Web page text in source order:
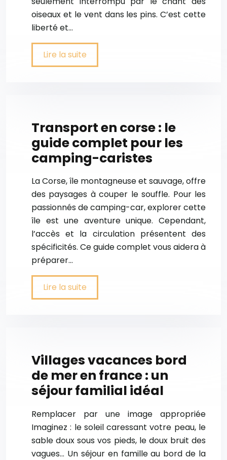
oiseaux et le vent dans les pins. C’est cette
liberté et…
Lire la suite
Transport en corse : le
guide complet pour les
camping-caristes
La Corse, île montagneuse et sauvage, offre
des paysages à couper le souffle. Pour les
passionnés de camping-car, explorer cette
île est une aventure unique. Cependant,
l’accès et la circulation présentent des
spécificités. Ce guide complet vous aidera à
préparer…
Lire la suite
Villages vacances bord
de mer en france : un
séjour familial idéal
Remplacer par une image appropriée
Imaginez : le soleil caressant votre peau, le
sable doux sous vos pieds, le doux bruit des
vagues… Un séjour en famille au bord de la